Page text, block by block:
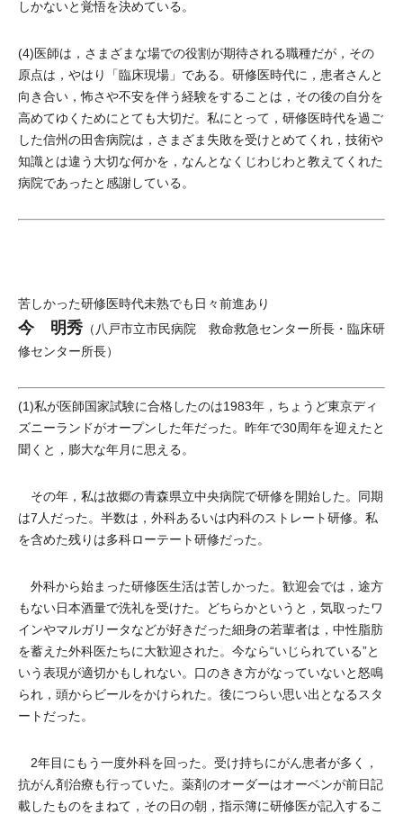
しかないと覚悟を決めている。
(4)医師は，さまざまな場での役割が期待される職種だが，その
原点は，やはり「臨床現場」である。研修医時代に，患者さんと
向き合い，怖さや不安を伴う経験をすることは，その後の自分を
高めてゆくためにとても大切だ。私にとって，研修医時代を過ご
した信州の田舎病院は，さまざま失敗を受けとめてくれ，技術や
知識とは違う大切な何かを，なんとなくじわじわと教えてくれた
病院であったと感謝している。
苦しかった研修医時代未熟でも日々前進あり
今 明秀 （八戸市立市民病院 救命救急センター所長・臨床研
修センター所長）
(1)私が医師国家試験に合格したのは1983年，ちょうど東京ディ
ズニーランドがオープンした年だった。昨年で30周年を迎えたと
聞くと，膨大な年月に思える。
その年，私は故郷の青森県立中央病院で研修を開始した。同期
は7人だった。半数は，外科あるいは内科のストレート研修。私
を含めた残りは多科ローテート研修だった。
外科から始まった研修医生活は苦しかった。歓迎会では，途方
もない日本酒量で洗礼を受けた。どちらかというと，気取ったワ
インやマルガリータなどが好きだった細身の若輩者は，中性脂肪
を蓄えた外科医たちに大歓迎された。今なら“いじられている”と
いう表現が適切かもしれない。口のきき方がなっていないと怒鳴
られ，頭からビールをかけられた。後につらい思い出となるスタ
ートだった。
2年目にもう一度外科を回った。受け持ちにがん患者が多く，
抗がん剤治療も行っていた。薬剤のオーダーはオーベンが前日記
載したものをまねて，その日の朝，指示簿に研修医が記入するこ